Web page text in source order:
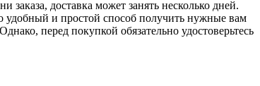
доставка может занять несколько дней.
удобный и простой способ получить нужные вам
перед покупкой обязательно удостоверьтесь